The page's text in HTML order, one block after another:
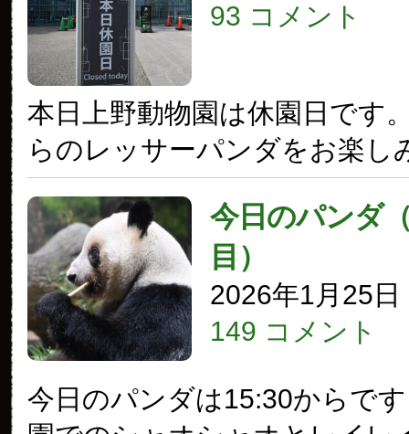
93 コメント
本日上野動物園は休園日です
らのレッサーパンダをお楽し
今日のパンダ
目）
2026年1月25日
149 コメント
今日のパンダは15:30からで